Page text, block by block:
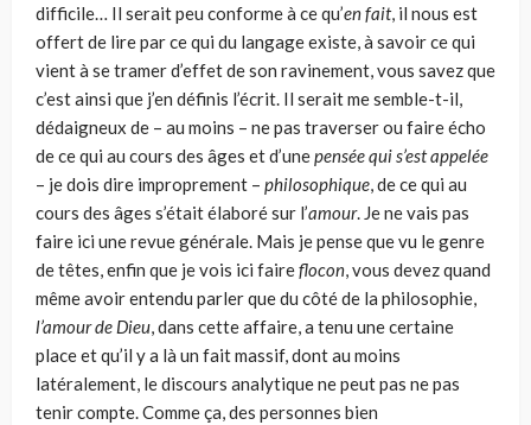
difficile… Il serait peu conforme à ce qu’en fait, il nous est
offert de lire par ce qui du langage existe, à savoir ce qui
vient à se tramer d’effet de son ravinement, vous savez que
c’est ainsi que j’en définis l’écrit. Il serait me semble-t-il,
dédaigneux de – au moins – ne pas traverser ou faire écho
de ce qui au cours des âges et d’unepensée qui s’est appelée
– je dois dire improprement – philosophique, de ce qui au
cours des âges s’était élaboré sur l’amour. Je ne vais pas
faire ici une revue générale. Mais je pense que vu le genre
de têtes, enfin que je vois ici faireflocon, vous devez quand
même avoir entendu parler que du côté de la philosophie,
l’amour de Dieu, dans cette affaire, a tenu une certaine
place et qu’il y a là un fait massif, dont au moins
latéralement, le discours analytique ne peut pas ne pas
tenir compte. Comme ça, des personnes bien